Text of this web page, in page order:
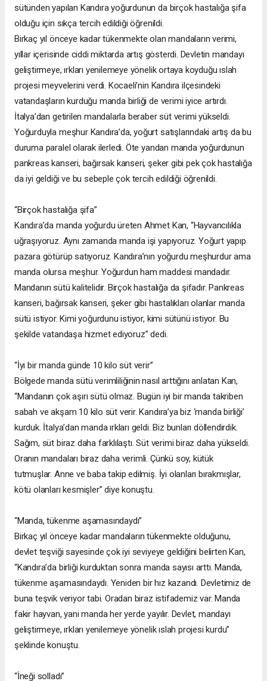
sütünden yapılan Kandıra yoğurdunun da birçok hastalığa şifa
olduğu için sıkça tercih edildiği öğrenildi.
Birkaç yıl önceye kadar tükenmekte olan mandaların verimi,
yıllar içerisinde ciddi miktarda artış gösterdi. Devletin mandayı
geliştirmeye, ırkları yenilemeye yönelik ortaya koyduğu ıslah
projesi meyvelerini verdi. Kocaeli’nin Kandıra ilçesindeki
vatandaşların kurduğu manda birliği de verimi iyice artırdı.
İtalya’dan getirilen mandalarla beraber süt verimi yükseldi.
Yoğurduyla meşhur Kandıra’da, yoğurt satışlarındaki artış da bu
duruma paralel olarak ilerledi. Öte yandan manda yoğurdunun
pankreas kanseri, bağırsak kanseri, şeker gibi pek çok hastalığa
da iyi geldiği ve bu sebeple çok tercih edildiği öğrenildi.
“Birçok hastalığa şifa”
Kandıra’da manda yoğurdu üreten Ahmet Kan, “Hayvancılıkla
uğraşıyoruz. Aynı zamanda manda işi yapıyoruz. Yoğurt yapıp
pazara götürüp satıyoruz. Kandıra’nın yoğurdu meşhurdur ama
manda olursa meşhur. Yoğurdun ham maddesi mandadır.
Mandanın sütü kalitelidir. Birçok hastalığa da şifadır. Pankreas
kanseri, bağırsak kanseri, şeker gibi hastalıkları olanlar manda
sütü istiyor. Kimi yoğurdunu istiyor, kimi sütünü istiyor. Bu
şekilde vatandaşa hizmet ediyoruz” dedi.
“İyi bir manda günde 10 kilo süt verir”
Bölgede manda sütü verimliliğinin nasıl arttığını anlatan Kan,
“Mandanın çok aşırı sütü olmaz. Bugün iyi bir manda takriben
sabah ve akşam 10 kilo süt verir. Kandıra’ya biz ‘manda birliği’
kurduk. İtalya’dan manda ırkları geldi. Biz bunları döllendirdik.
Sağım, süt biraz daha farklılaştı. Süt verimi biraz daha yükseldi.
Oranın mandaları biraz daha verimli. Çünkü soy, kütük
tutmuşlar. Anne ve baba takip edilmiş. İyi olanları bırakmışlar,
kötü olanları kesmişler” diye konuştu.
“Manda, tükenme aşamasındaydı”
Birkaç yıl önceye kadar mandaların tükenmekte olduğunu,
devlet teşviği sayesinde çok iyi seviyeye geldiğini belirten Kan,
“Kandıra’da birliği kurduktan sonra manda sayısı arttı. Manda,
tükenme aşamasındaydı. Yeniden bir hız kazandı. Devletimiz de
buna teşvik veriyor tabi. Oradan biraz istifademiz var. Manda
fakir hayvan, yani manda her yerde yayılır. Devlet, mandayı
geliştirmeye, ırkları yenilemeye yönelik ıslah projesi kurdu”
şeklinde konuştu.
“İneği solladı”